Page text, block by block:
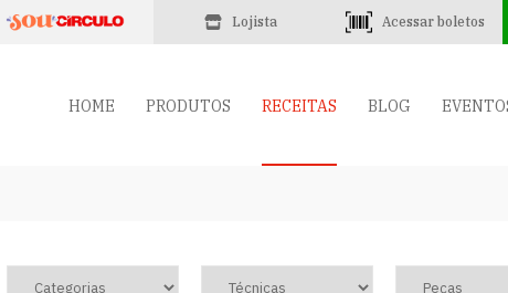
Lojista Acessar boletos
HOME PRODUTOS RECEITAS BLOG